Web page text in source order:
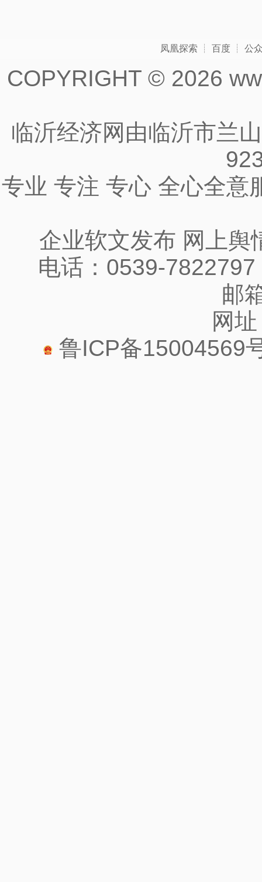
凤凰探索 ┊ 百度 ┊ 公
COPYRIGHT © 2026
临沂经济网由临沂市兰
专业 专注 专心 全心全意
企业软文发布 网上舆
电话：0539-
邮
网
鲁ICP备15004569